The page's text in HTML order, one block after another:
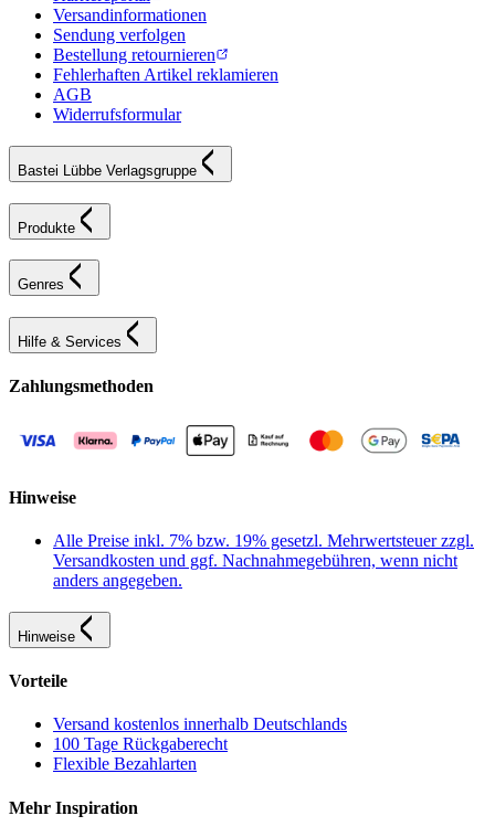
Versandinformationen
Sendung verfolgen
Bestellung retournieren
Fehlerhaften Artikel reklamieren
AGB
Widerrufsformular
Bastei Lübbe Verlagsgruppe
Produkte
Genres
Hilfe & Services
Zahlungsmethoden
Hinweise
Alle Preise inkl. 7% bzw. 19% gesetzl. Mehrwertsteuer zzgl.
Versandkosten und ggf. Nachnahmegebühren, wenn nicht
anders angegeben.
Hinweise
Vorteile
Versand kostenlos innerhalb Deutschlands
100 Tage Rückgaberecht
Flexible Bezahlarten
Mehr Inspiration